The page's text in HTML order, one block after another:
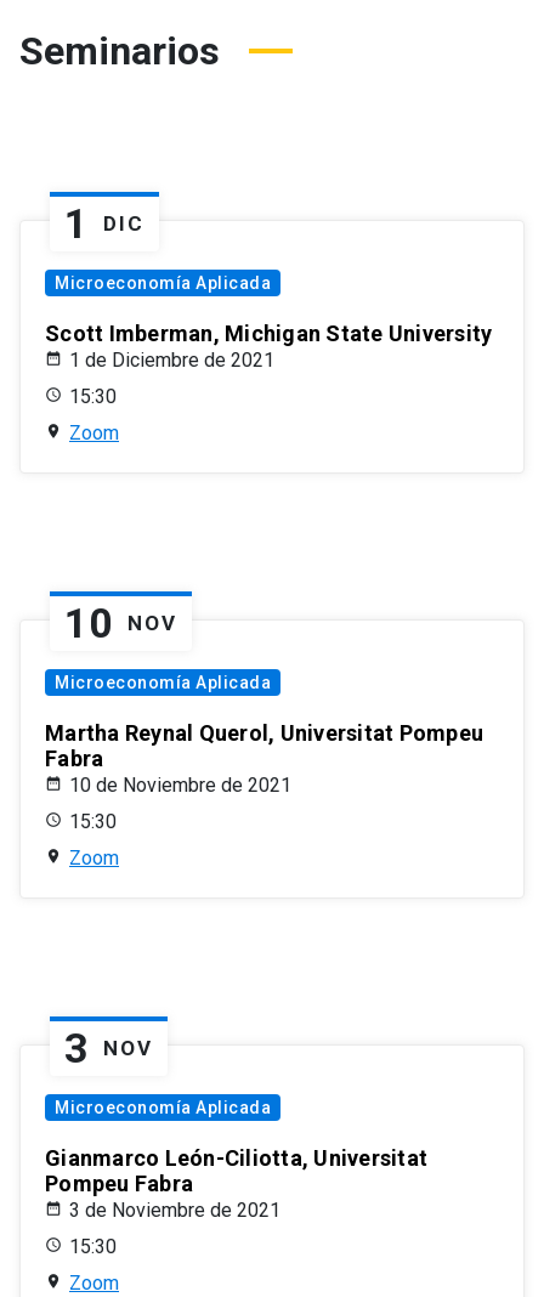
Seminarios
1 DIC
Microeconomía Aplicada
Scott Imberman, Michigan State University
1 de Diciembre de 2021
15:30
Zoom
10 NOV
Microeconomía Aplicada
Martha Reynal Querol, Universitat Pompeu
Fabra
10 de Noviembre de 2021
15:30
Zoom
3 NOV
Microeconomía Aplicada
Gianmarco León-Ciliotta, Universitat
Pompeu Fabra
3 de Noviembre de 2021
15:30
Zoom